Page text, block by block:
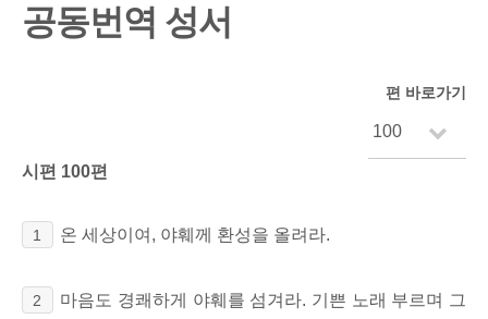
공동번역 성서
편 바로가기
시편 100편
1 온 세상이여, 야훼께 환성을 올려라.
2
마음도 경쾌하게 야훼를 섬겨라. 기쁜 노래 부르며 그